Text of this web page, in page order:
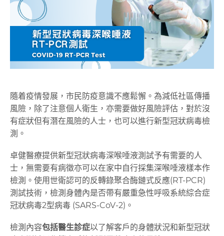
隨着疫情發展，市民防疫意識不應鬆懈。為減低社區傳播
風險，除了注意個人衛生，亦需要做好風險評估，對於沒
有症狀但有潛在風險的人士，也可以進行新型冠狀病毒檢
測。
卓健醫療提供新型冠狀病毒深喉唾液測試予有需要的人
士，無需要有病徵亦可以在家中自行採集深喉唾液樣本作
檢測。使用世衛認可的反轉錄聚合酶鏈式反應(RT-PCR)
測試技術，檢測身體內是否帶有嚴重急性呼吸系統綜合症
冠狀病毒2型病毒 (SARS-CoV-2)。
檢測內容包括醫生診症以了解客戶的身體狀況和新型冠狀